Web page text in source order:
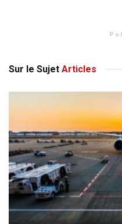
Sur le Sujet Articles